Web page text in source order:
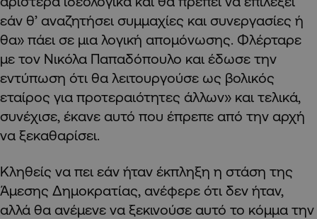
εάν θ’ αναζητήσει συμμαχίες και συνεργασίες ή
θα» πάει σε μια λογική απομόνωσης. Φλέρταρε
με τον Νικόλα Παπαδόπουλο και έδωσε την
εντύπωση ότι θα λειτουργούσε ως βολικός
εταίρος για προτεραιότητες άλλων» και τελικά,
συνέχισε, έκανε αυτό που έπρεπε από την αρχή
να ξεκαθαρίσει.
Κληθείς να πει εάν ήταν έκπληξη η στάση της
Άμεσης Δημοκρατίας, ανέφερε ότι δεν ήταν,
αλλά θα ανέμενε να ξεκινούσε αυτό το κόμμα την